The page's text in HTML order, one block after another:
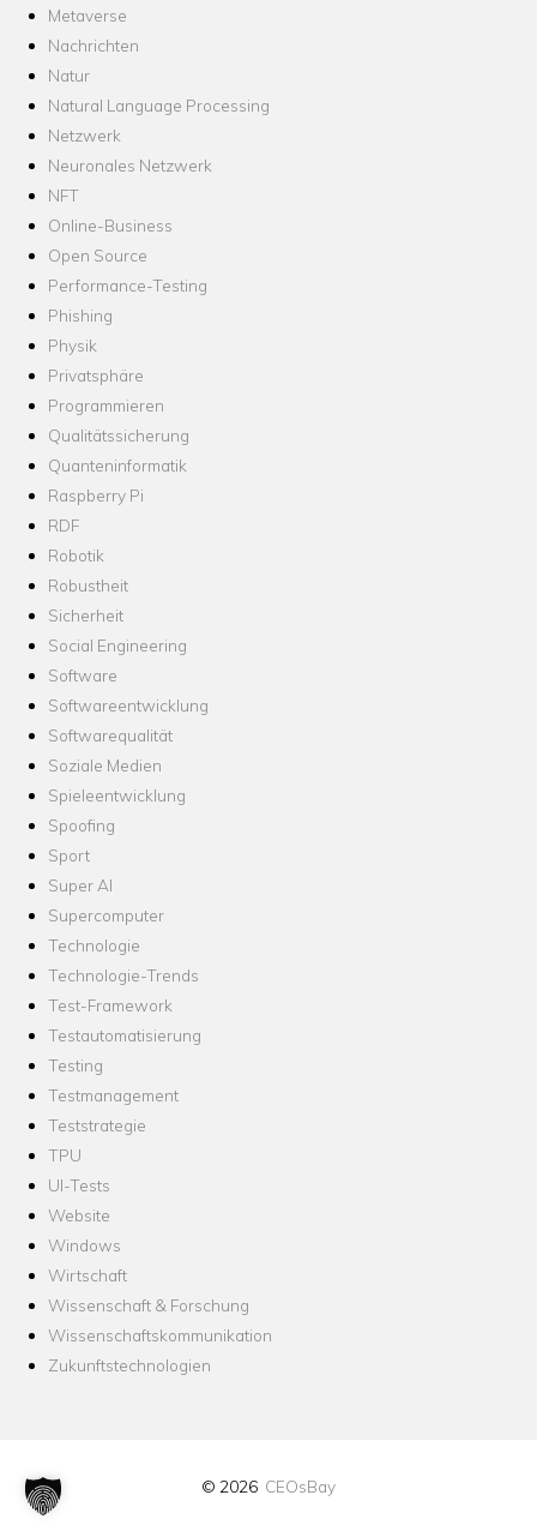
Metaverse
Nachrichten
Natur
Natural Language Processing
Netzwerk
Neuronales Netzwerk
NFT
Online-Business
Open Source
Performance-Testing
Phishing
Physik
Privatsphäre
Programmieren
Qualitätssicherung
Quanteninformatik
Raspberry Pi
RDF
Robotik
Robustheit
Sicherheit
Social Engineering
Software
Softwareentwicklung
Softwarequalität
Soziale Medien
Spieleentwicklung
Spoofing
Sport
Super AI
Supercomputer
Technologie
Technologie-Trends
Test-Framework
Testautomatisierung
Testing
Testmanagement
Teststrategie
TPU
UI-Tests
Website
Windows
Wirtschaft
Wissenschaft & Forschung
Wissenschaftskommunikation
Zukunftstechnologien
© 2026 CEOsBay